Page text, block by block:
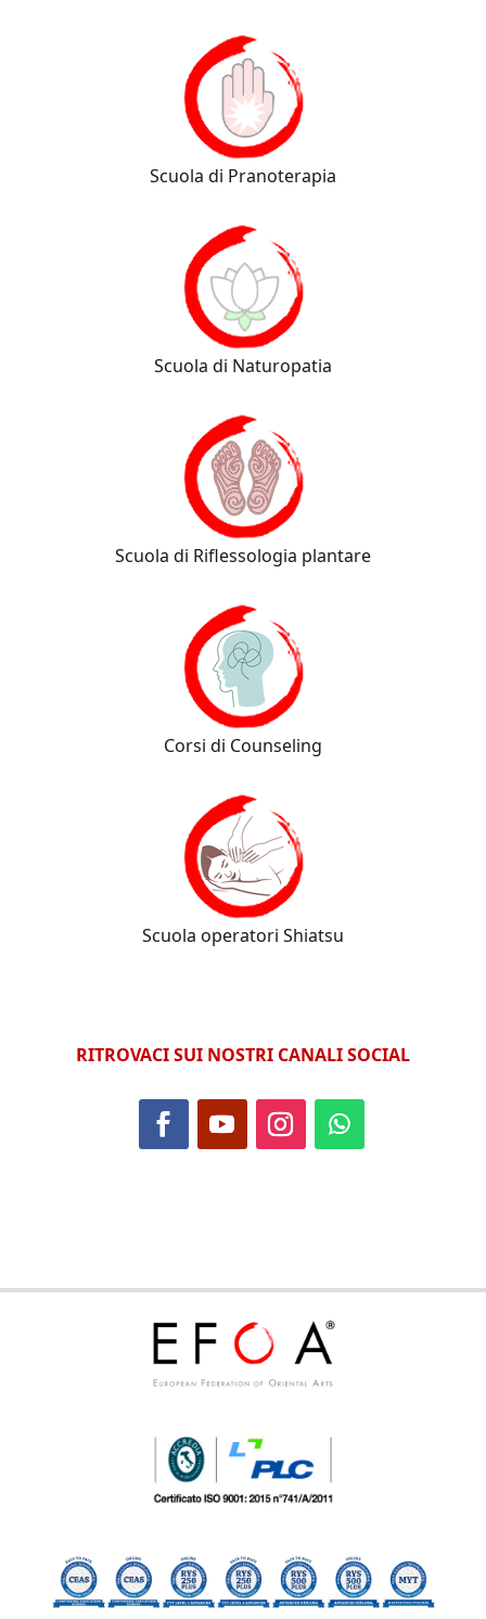
Scuola di Pranoterapia
Scuola di Naturopatia
Scuola di Riflessologia plantare
Corsi di Counseling
Scuola operatori Shiatsu
RITROVACI SUI NOSTRI CANALI SOCIAL